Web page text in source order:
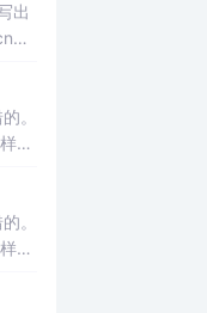
出
。
有
。
有